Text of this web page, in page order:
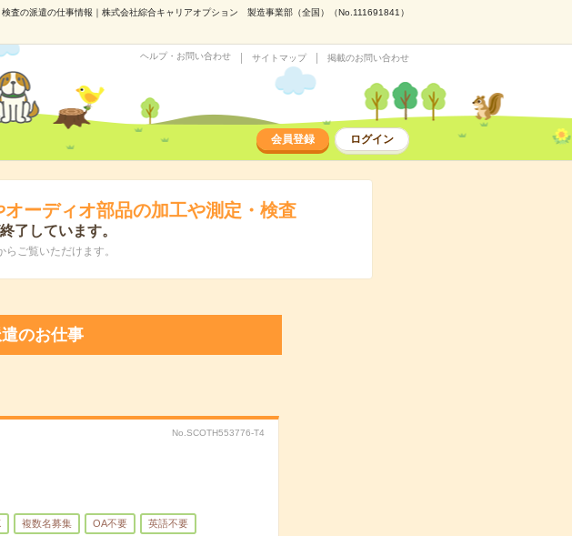
査の派遣の仕事情報｜株式会社綜合キャリアオプション 製造事業部（全国）（No.111691841）
ヘルプ・お問い合わせ サイトマップ 掲載のお問い合わせ
会員登録 ログイン
ーディオ部品の加工や測定・検査
了しています。
ご覧いただけます。
のお仕事
No.SCOTH553776-T4
複数名募集 OA不要 英語不要